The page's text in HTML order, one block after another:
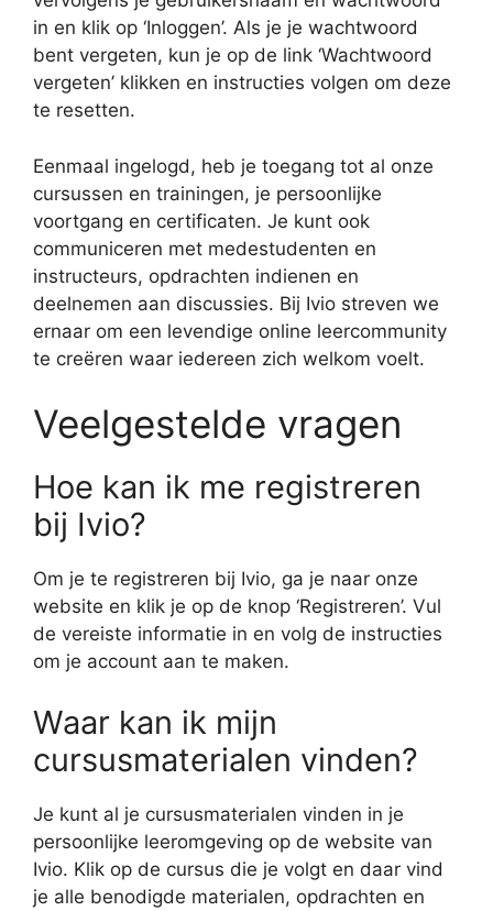
in en klik op ‘Inloggen’. Als je je wachtwoord
bent vergeten, kun je op de link ‘Wachtwoord
vergeten’ klikken en instructies volgen om deze
te resetten.
Eenmaal ingelogd, heb je toegang tot al onze
cursussen en trainingen, je persoonlijke
voortgang en certificaten. Je kunt ook
communiceren met medestudenten en
instructeurs, opdrachten indienen en
deelnemen aan discussies. Bij Ivio streven we
ernaar om een levendige online leercommunity
te creëren waar iedereen zich welkom voelt.
Veelgestelde vragen
Hoe kan ik me registreren
bij Ivio?
Om je te registreren bij Ivio, ga je naar onze
website en klik je op de knop ‘Registreren’. Vul
de vereiste informatie in en volg de instructies
om je account aan te maken.
Waar kan ik mijn
cursusmaterialen vinden?
Je kunt al je cursusmaterialen vinden in je
persoonlijke leeromgeving op de website van
Ivio. Klik op de cursus die je volgt en daar vind
je alle benodigde materialen, opdrachten en